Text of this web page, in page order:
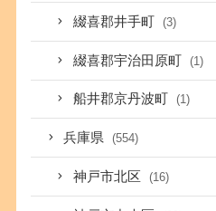
綴喜郡井手町 (3)
綴喜郡宇治田原町 (1)
船井郡京丹波町 (1)
兵庫県 (554)
神戸市北区 (16)